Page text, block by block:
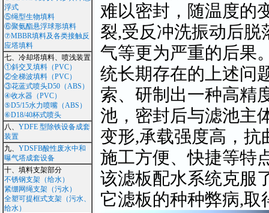
浮式
⑤绳型生物填料
⑥聚氨酯悬浮球形填料
⑦MBBR填料及各类接触反
应塔填料
七、冷却塔填料、喷浅装置
①斜交叉填料（PVC）
②全梯波填料（PVC）
③花蓝式喷头D50（ABS）
④收水器（PVC）
⑤D5/15水力喷嘴（ABS）
⑥D18/40杯式喷头
八、 YDFE 型除铁设备成套
装置
九、 YDSFB酸性废水中和
曝气塔成套设备
十、填料支架部分
不锈钢支架（给水）
紧绷网绳支架（污水）
全塑可提框式支架（污水、
给水）
难以密封，随温度的
裂,受反冲洗振动后脱
气等更为严重的后果
统长期存在的上述问
索、研制出一种高精
池，密封后与滤池主
变形,承载强度高，抗
施工方便、快捷等特
该滤板配水系统克服
它滤板的种种弊病,